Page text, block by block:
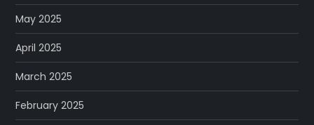
May 2025
April 2025
March 2025
February 2025